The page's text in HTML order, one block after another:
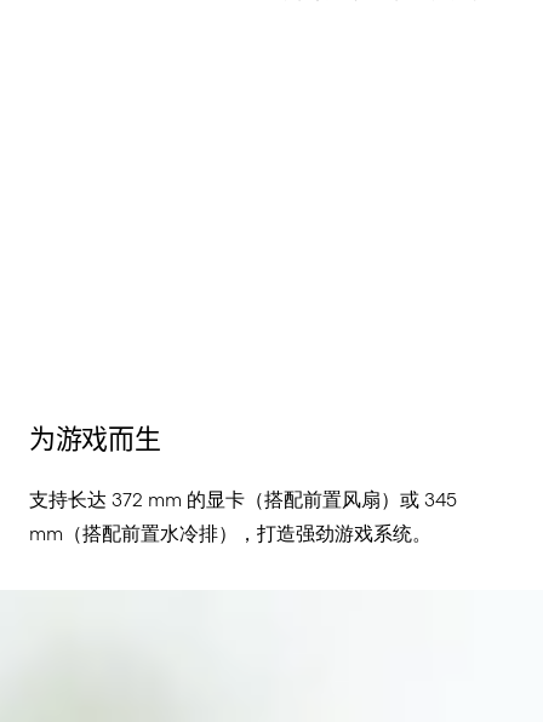
为游戏而生
支持长达 372 mm 的显卡（搭配前置风扇）或345
mm （搭配前置水冷排）， 打造强劲游戏系统。